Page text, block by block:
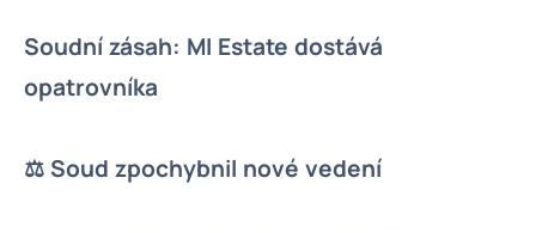
Soudní zásah: MI Estate dostává
opatrovníka
⚖️ Soud zpochybnil nové vedení